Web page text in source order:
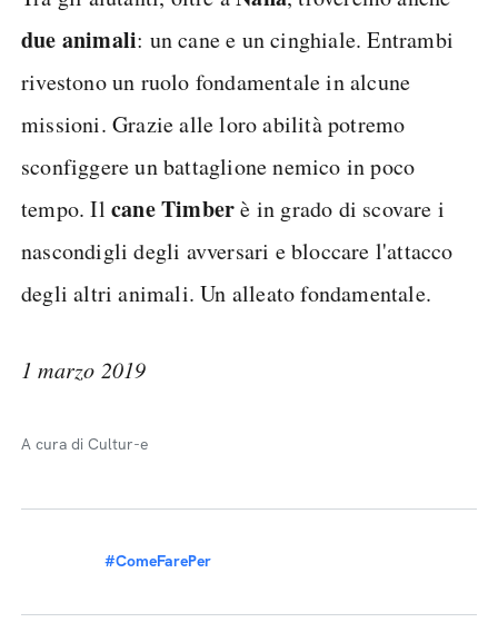
due animali: un cane e un cinghiale. Entrambi
rivestono un ruolo fondamentale in alcune
missioni. Grazie alle loro abilità potremo
sconfiggere un battaglione nemico in poco
tempo. Il cane Timberè in grado di scovare i
nascondigli degli avversari e bloccare l'attacco
degli altri animali. Un alleato fondamentale.
1 marzo 2019
A cura di Cultur-e
#ComeFarePer